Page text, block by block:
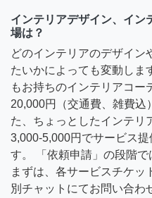
インテリアデザイン、イン
場は？
どのインテリアのデザイン
たいかによっても変動しま
もお持ちのインテリアコー
20,000円（交通費、雑費込
た、ちょっとしたインテリ
3,000-5,000円でサービス
す。 「依頼申請」の段階で
まずは、各サービスチケッ
別チャットにてお問い合